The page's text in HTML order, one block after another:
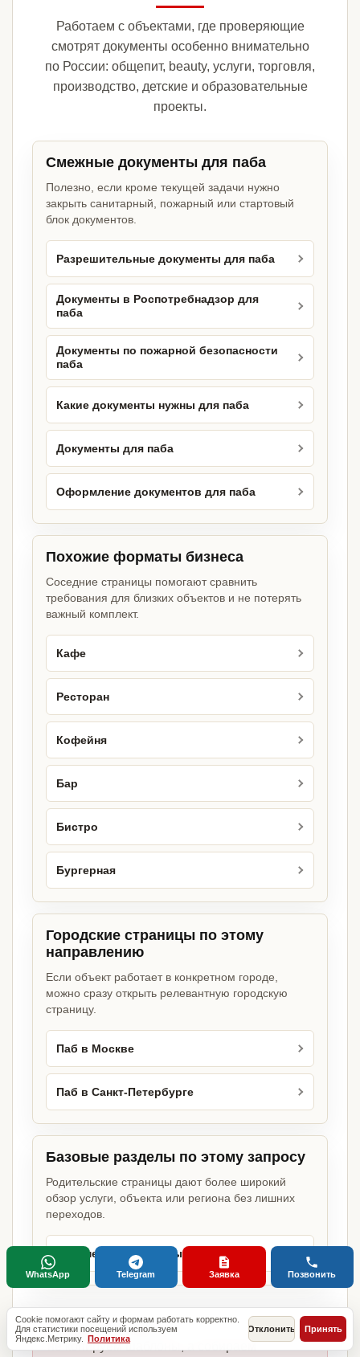
Работаем с объектами, где проверяющие
смотрят документы особенно внимательно
по России: общепит, beauty, услуги, торговля,
производство, детские и образовательные
проекты.
Смежные документы для паба
Полезно, если кроме текущей задачи нужно
закрыть санитарный, пожарный или стартовый
блок документов.
Разрешительные документы для паба
Документы в Роспотребнадзор для
паба
Документы по пожарной безопасности
паба
Какие документы нужны для паба
Документы для паба
Оформление документов для паба
Похожие форматы бизнеса
Соседние страницы помогают сравнить
требования для близких объектов и не потерять
важный комплект.
Кафе
Ресторан
Кофейня
Бар
Бистро
Бургерная
Городские страницы по этому
направлению
Если объект работает в конкретном городе,
можно сразу открыть релевантную городскую
страницу.
Паб в Москве
Паб в Санкт-Петербурге
Базовые разделы по этому запросу
Родительские страницы дают более широкий
обзор услуги, объекта или региона без лишних
переходов.
Документы для открытия бизнеса
Главное отличие:
не копируем шаблоны, а собираем
Cookie помогают сайту и формам работать корректно.
Для статистики посещений используем
Яндекс.Метрику. Политика
Отклонить Принять
WhatsApp Telegram Заявка Позвонить